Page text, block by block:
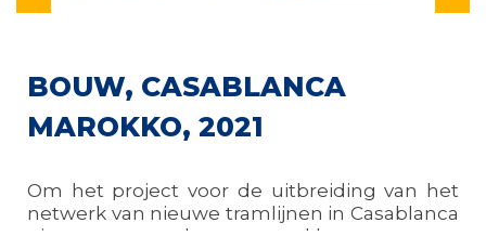
BOUW, CASABLANCA
MAROKKO, 2021
Om het project voor de uitbreiding van het
netwerk van nieuwe tramlijnen in Casablanca
uit te voeren, koos onze klant voor een